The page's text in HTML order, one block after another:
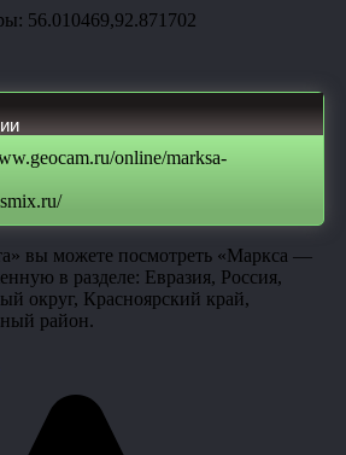
56.010469,92.871702
online/marksa-
вы можете посмотреть «Маркса —
в разделе: Евразия, Россия,
округ, Красноярский край,
район.